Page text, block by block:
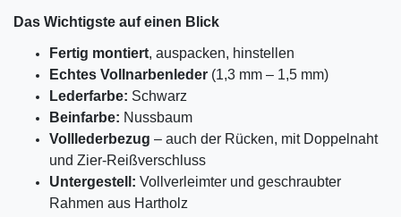
Das Wichtigste auf einen Blick
Fertig montiert, auspacken, hinstellen
Echtes Vollnarbenleder (1,3 mm – 1,5 mm)
Lederfarbe: Schwarz
Beinfarbe: Nussbaum
Volllederbezug – auch der Rücken, mit Doppelnaht
und Zier-Reißverschluss
Untergestell: Vollverleimter und geschraubter
Rahmen aus Hartholz